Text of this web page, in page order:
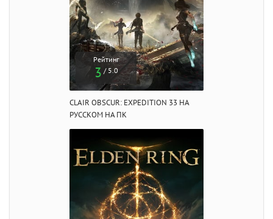
Рейтинг
3 / 5.0
CLAIR OBSCUR: EXPEDITION 33 НА
РУССКОМ НА ПК